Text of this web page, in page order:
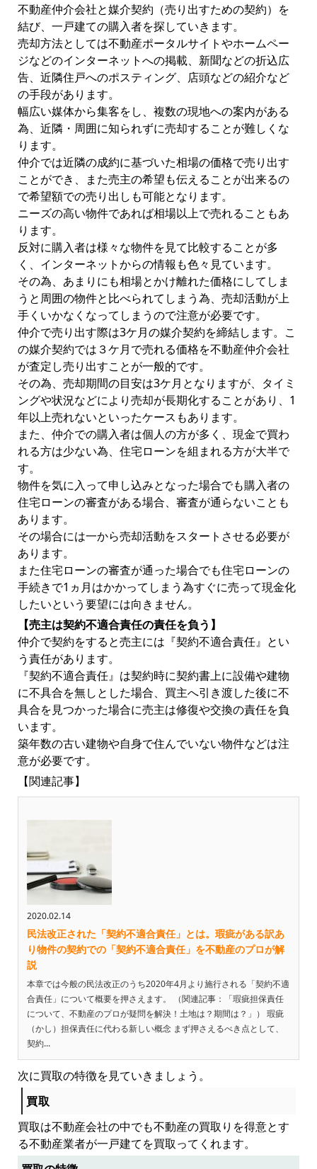
不動産仲介会社と媒介契約（売り出すための契約）を
結び、一戸建ての購入者を探していきます。
売却方法としては不動産ポータルサイトやホームペー
ジなどのインターネットへの掲載、新聞などの折込広
告、近隣住戸へのポスティング、店頭などの紹介など
の手段があります。
幅広い媒体から集客をし、複数の現地への案内がある
為、近隣・周囲に知られずに売却することが難しくな
ります。
仲介では近隣の成約に基づいた相場の価格で売り出す
ことができ、また売主の希望も伝えることが出来るの
で希望額での売り出しも可能となります。
ニーズの高い物件であれば相場以上で売れることもあ
ります。
反対に購入者は様々な物件を見て比較することが多
く、インターネットからの情報も色々見ています。
その為、あまりにも相場とかけ離れた価格にしてしま
うと周囲の物件と比べられてしまう為、売却活動が上
手くいかなくなってしまうので注意が必要です。
仲介で売り出す際は3ケ月の媒介契約を締結します。こ
の媒介契約では３ケ月で売れる価格を不動産仲介会社
が査定し売り出すことが一般的です。
その為、売却期間の目安は3ケ月となりますが、タイミ
ングや状況などにより売却が長期化することがあり、1
年以上売れないといったケースもあります。
また、仲介での購入者は個人の方が多く、現金で買わ
れる方は少ない為、住宅ローンを組まれる方が大半で
す。
物件を気に入って申し込みとなった場合でも購入者の
住宅ローンの審査がある場合、審査が通らないことも
あります。
その場合には一から売却活動をスタートさせる必要が
あります。
また住宅ローンの審査が通った場合でも住宅ローンの
手続きで1ヵ月はかかってしまう為すぐに売って現金化
したいという要望には向きません。
【売主は契約不適合責任の責任を負う】
仲介で契約をすると売主には『契約不適合責任』とい
う責任があります。
『契約不適合責任』は契約時に契約書上に設備や建物
に不具合を無しとした場合、買主へ引き渡した後に不
具合を見つかった場合に売主は修復や交換の責任を負
います。
築年数の古い建物や自身で住んでいない物件などは注
意が必要です。
【関連記事】
2020.02.14
民法改正された「契約不適合責任」とは。瑕疵がある訳あ
り物件の契約での「契約不適合責任」を不動産のプロが解
説
本章では今般の民法改正のうち2020年4月より施行される「契約不適
合責任」について概要を押さえます。 （関連記事：「瑕疵担保責任
について、不動産のプロが疑問を解決！土地は？期間は？」） 瑕疵
（かし）担保責任に代わる新しい概念 まず押さえるべき点として、
契約...
次に買取の特徴を見ていきましょう。
買取
買取は不動産会社の中でも不動産の買取りを得意とす
る不動産業者が一戸建てを買取ってくれます。